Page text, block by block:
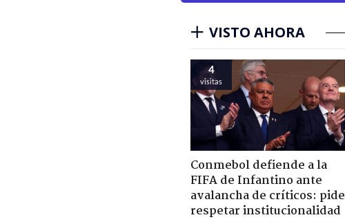
VISTO AHORA
4
visitas
Conmebol defiende a la
FIFA de Infantino ante
avalancha de críticos: pide
respetar institucionalidad